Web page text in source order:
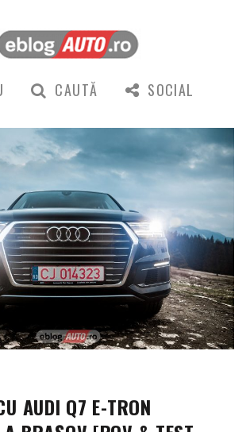
CAUTĂ SOCIAL
AUDI Q7 E-TRON